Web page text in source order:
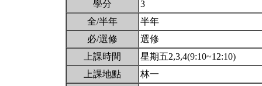
學分
3
全/半年
半年
必/選修
選修
上課時間
星期五2,3,4(9:10~12:10)
上課地點
林一